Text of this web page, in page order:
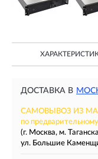
ДОСТАВКА В
САМОВЫВОЗ ИЗ
по
(г. Москва, м.
ул. Большие